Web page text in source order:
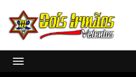
Toggle navigation